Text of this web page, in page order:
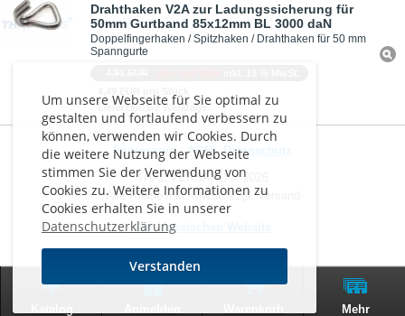
Um unsere Webseite für Sie optimal zu
gestalten und fortlaufend verbessern zu
können, verwenden wir Cookies. Durch
die weitere Nutzung der Webseite
stimmen Sie der Verwendung von
Cookies zu. Weitere Informationen zu
Cookies erhalten Sie in unserer
Datenschutzerklärung
Verstanden
Drahthaken V2A zur Ladungssicherung für
50mm Gurtband 85x12mm BL 3000 daN
Doppelfingerhaken / Spitzhaken / Drahthaken für 50 mm
Spanngurte
Lieferzeit:1-2 Werktage
Impressum-AGB-Datenschutz
THAL VERSAND © 2026
Alle Preise inkl. MwSt. zzgl. Versand
Zur klassischen Website
Mehr